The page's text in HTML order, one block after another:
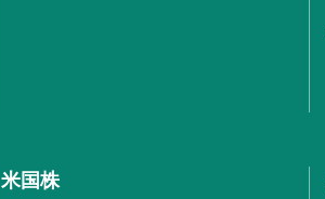
米国株